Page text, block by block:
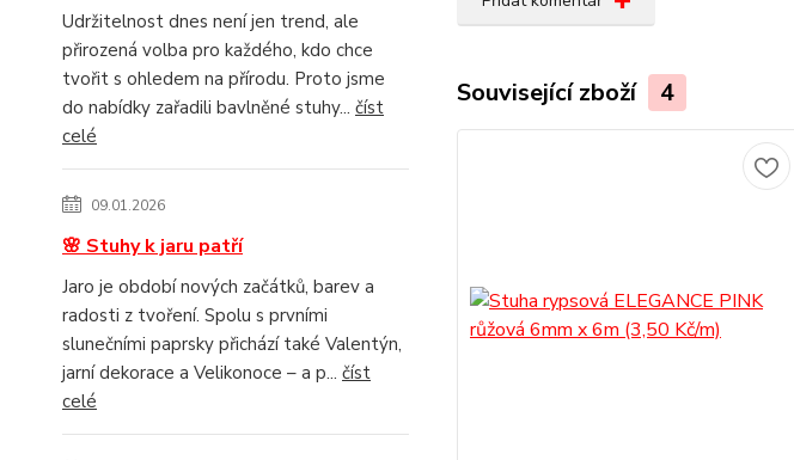
Udržitelnost dnes není jen trend, ale
přirozená volba pro každého, kdo chce
tvořit s ohledem na přírodu. Proto jsme
do nabídky zařadili bavlněné stuhy... číst
celé
09.01.2026
🌸 Stuhy k jaru patří
Jaro je období nových začátků, barev a
radosti z tvoření. Spolu s prvními
slunečními paprsky přichází také Valentýn,
jarní dekorace a Velikonoce – a p... číst
celé
Související zboží 4